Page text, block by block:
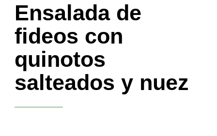
Ensalada de
fideos con
quinotos
salteados y nuez